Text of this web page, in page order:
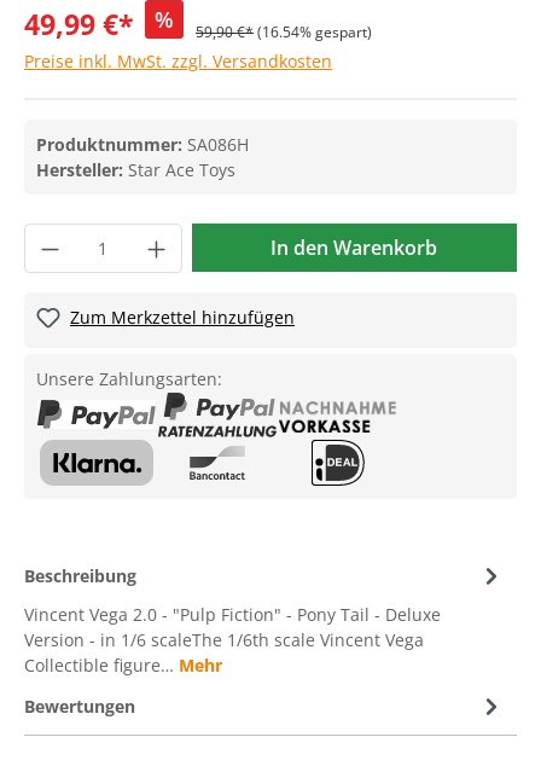
49,99 €* % 59,90 €*(16.54% gespart)
Preise inkl. MwSt. zzgl. Versandkosten
Produktnummer: SA086H
Hersteller: Star Ace Toys
In den Warenkorb
Zum Merkzettel hinzufügen
Unsere Zahlungsarten:
Beschreibung
Vincent Vega 2.0 - "Pulp Fiction" - Pony Tail - Deluxe
Version - in 1/6 scaleThe 1/6th scale Vincent Vega
Collectible figure… Mehr
Bewertungen